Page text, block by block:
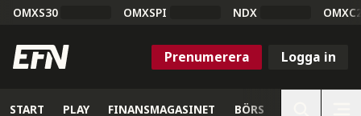
OMXS30 OMXSPI NDX
Prenumerera Logga in
START PLAY FINANSMAGASINET BÖRS